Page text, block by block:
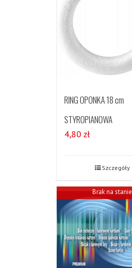
RING OPONKA 18 cm
STYROPIANOWA
4,80 zł
Szczegóły
Brak na stanie